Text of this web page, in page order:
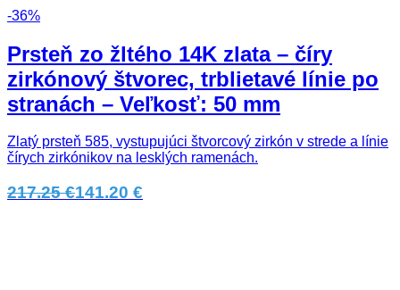
-36%
Prsteň zo žltého 14K zlata – číry
zirkónový štvorec, trblietavé línie po
stranách – Veľkosť: 50 mm
Zlatý prsteň 585, vystupujúci štvorcový zirkón v strede a línie
čírych zirkónikov na lesklých ramenách.
217.25 €141.20 €